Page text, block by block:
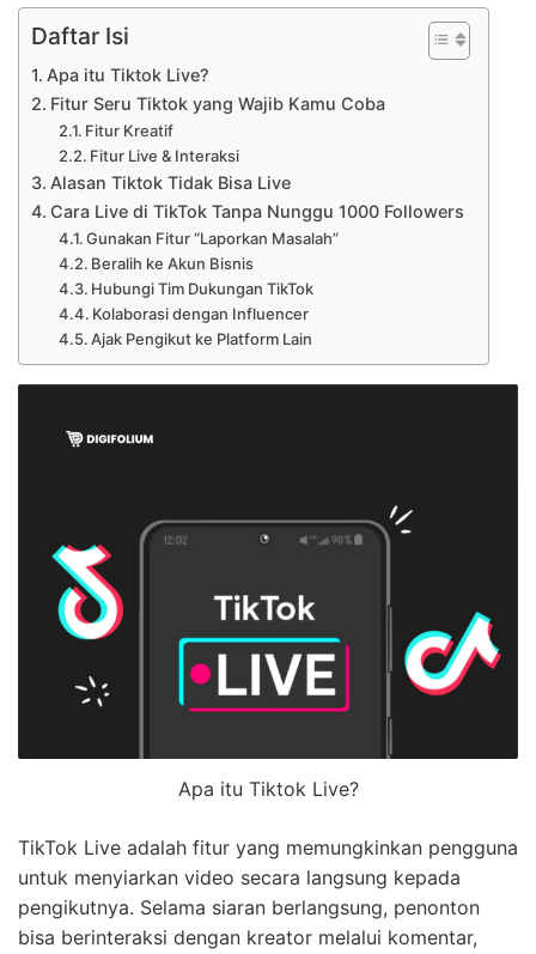
Daftar Isi
Apa itu Tiktok Live?
Fitur Seru Tiktok yang Wajib Kamu Coba
Fitur Kreatif
Fitur Live & Interaksi
Alasan Tiktok Tidak Bisa Live
Cara Live di TikTok Tanpa Nunggu 1000 Followers
Gunakan Fitur “Laporkan Masalah”
Beralih ke Akun Bisnis
Hubungi Tim Dukungan TikTok
Kolaborasi dengan Influencer
Ajak Pengikut ke Platform Lain
Apa itu Tiktok Live?
TikTok Live adalah fitur yang memungkinkan pengguna
untuk menyiarkan video secara langsung kepada
pengikutnya. Selama siaran berlangsung, penonton
bisa berinteraksi dengan kreator melalui komentar,